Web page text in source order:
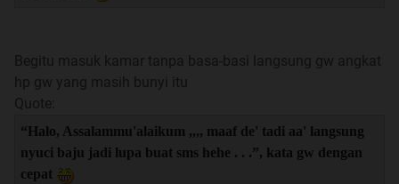
Begitu masuk kamar tanpa basa-basi langsung gw angkat
hp gw yang masih bunyi itu
Quote:
“Halo, Assalammu'alaikum ,,,, maaf de' tadi aa' langsung
nyuci baju jadi lupa buat sms hehe . . .”, kata gw dengan
cepat